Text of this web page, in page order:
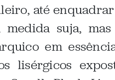
até
medida suja,
em
lisérgicos